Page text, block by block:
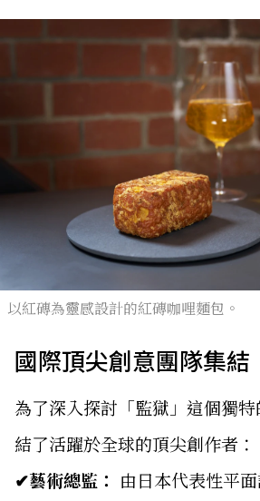
以紅磚為靈感設計的紅磚咖哩麵包。
國際頂尖創意團隊集結
為了深入探討「監獄」這個獨
結了活躍於全球的頂尖創作者：
✔藝術總監： 由日本代表性平